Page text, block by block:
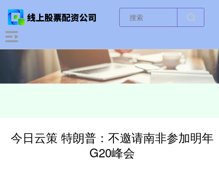
今日云策 特朗普：不邀请南非参加明年
G20峰会